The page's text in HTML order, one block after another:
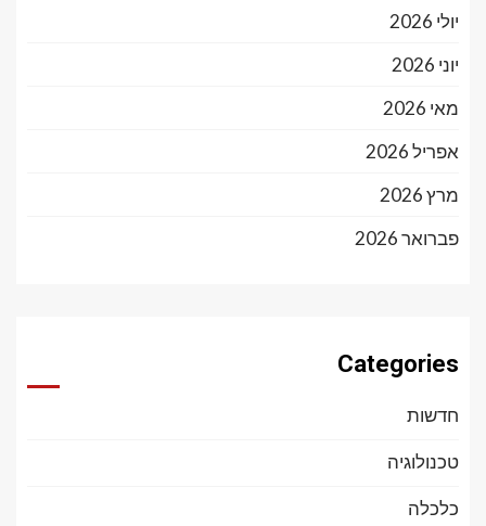
יולי 2026
יוני 2026
מאי 2026
אפריל 2026
מרץ 2026
פברואר 2026
Categories
חדשות
טכנולוגיה
כלכלה